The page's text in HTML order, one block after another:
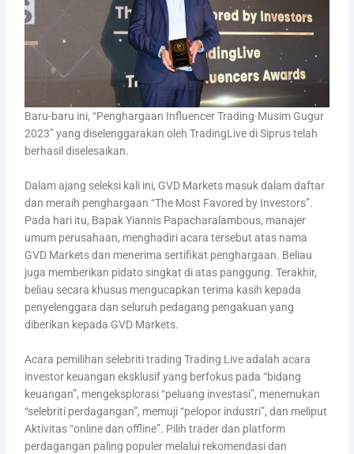
Baru-baru ini, “Penghargaan Influencer Trading·Musim Gugur
2023” yang diselenggarakan oleh TradingLive di Siprus telah
berhasil diselesaikan.
Dalam ajang seleksi kali ini, GVD Markets masuk dalam daftar
dan meraih penghargaan “The Most Favored by Investors”.
Pada hari itu, Bapak Yiannis Papacharalambous, manajer
umum perusahaan, menghadiri acara tersebut atas nama
GVD Markets dan menerima sertifikat penghargaan. Beliau
juga memberikan pidato singkat di atas panggung. Terakhir,
beliau secara khusus mengucapkan terima kasih kepada
penyelenggara dan seluruh pedagang pengakuan yang
diberikan kepada GVD Markets.
Acara pemilihan selebriti trading Trading Live adalah acara
investor keuangan eksklusif yang berfokus pada “bidang
keuangan”, mengeksplorasi “peluang investasi”, menemukan
“selebriti perdagangan”, memuji “pelopor industri”, dan meliput
Aktivitas “online dan offline”. Pilih trader dan platform
perdagangan paling populer melalui rekomendasi dan